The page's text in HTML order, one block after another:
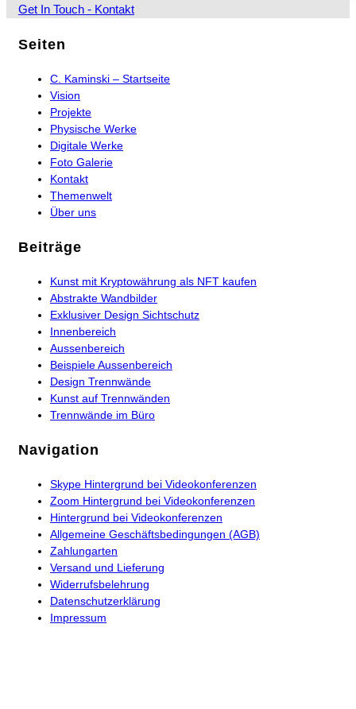
Get In Touch - KontaktOpens
tab
Seiten
C. Kaminski – Startseite
Vision
Projekte
Physische Werke
Digitale Werke
Foto Galerie
Kontakt
Themenwelt
Über uns
Beiträge
Kunst mit Kryptowährung als NFT kaufen
Abstrakte Wandbilder
Exklusiver Design Sichtschutz
Innenbereich
Aussenbereich
Beispiele Aussenbereich
Design Trennwände
Kunst auf Trennwänden
Trennwände im Büro
Navigation
Skype Hintergrund bei Videokonferenzen
Zoom Hintergrund bei Videokonferenzen
Hintergrund bei Videokonferenzen
Allgemeine Geschäftsbedingungen (AGB)
Zahlungarten
Versand und Lieferung
Widerrufsbelehrung
Datenschutzerklärung
Impressum